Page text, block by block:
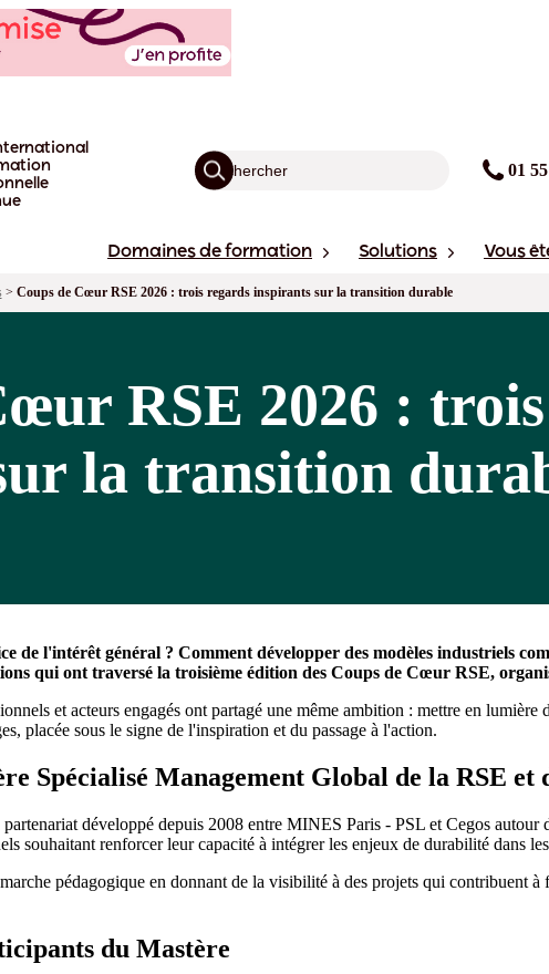
01
Domaines de formation Solutions Vous
> Coups de Cœur RSE 2026 : trois regards inspirants sur la transition durable
RSE 2026 :
la transition
de l'intérêt général ? Comment développer des modèles industriels
qui ont traversé la troisième édition des Coups de Cœur RSE,
et acteurs engagés ont partagé une même ambition : mettre en
placée sous le signe de l'inspiration et du passage à l'action.
Spécialisé Management Global de la RSE et
développé depuis 2008 entre MINES Paris - PSL et Cegos autour
souhaitant renforcer leur capacité à intégrer les enjeux de durabilité dans
pédagogique en donnant de la visibilité à des projets qui contribuent
du Mastère